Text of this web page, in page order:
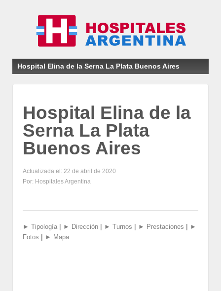
Hospital Elina de la Serna La Plata Buenos Aires
Hospital Elina de la
Serna La Plata
Buenos Aires
Actualizada el: 22 de abril de 2020
Por: Hospitales Argentina
► Tipología | ► Dirección | ► Turnos | ► Prestaciones | ►
Fotos | ► Mapa